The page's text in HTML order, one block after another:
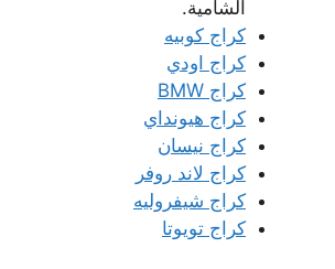
الشامية.
كراج كوبيه
كراج اودي
كراج BMW
كراج هيونداي
كراج نيسان
كراج لاند روفر
كراج شيفروليه
كراج تويوتا